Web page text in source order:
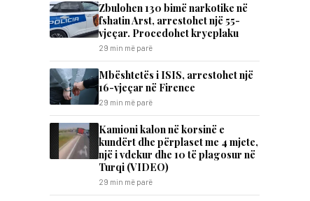
Zbulohen 130 bimë narkotike në
fshatin Arst, arrestohet një 55-
vjeçar. Procedohet kryeplaku
29 min më parë
Mbështetës i ISIS, arrestohet një
16-vjeçar në Firence
29 min më parë
Kamioni kalon në korsinë e
kundërt dhe përplaset me 4 mjete,
një i vdekur dhe 10 të plagosur në
Turqi (VIDEO)
29 min më parë